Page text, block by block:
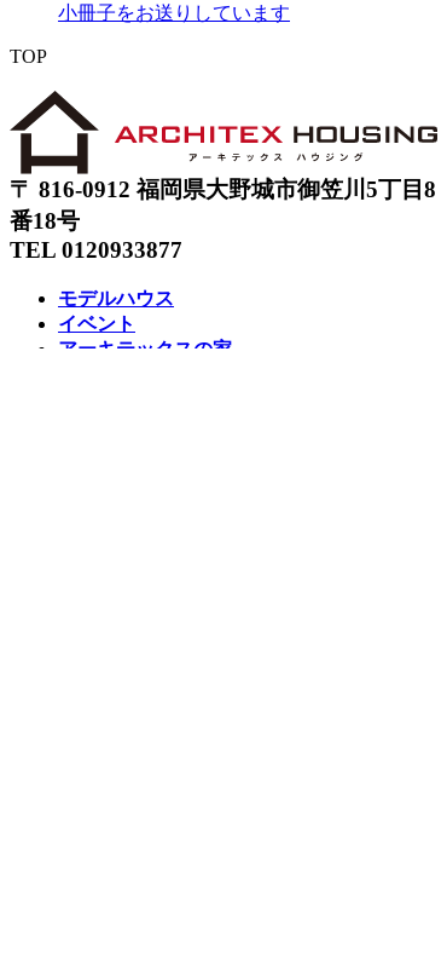
小冊子をお送りしています
TOP
〒 816-0912 福岡県大野城市御笠川5丁目8
番18号
TEL 0120933877
モデルハウス
イベント
アーキテックスの家